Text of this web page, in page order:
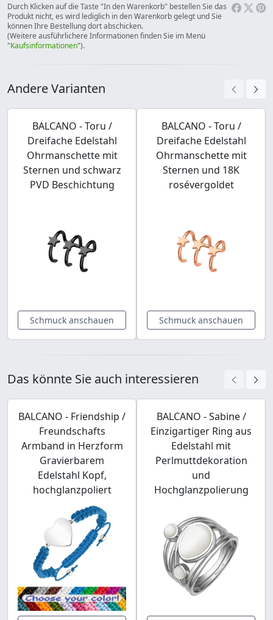
Durch Klicken auf die Taste "In den Warenkorb" bestellen Sie das
Produkt nicht, es wird lediglich in den Warenkorb gelegt und Sie
können Ihre Bestellung dort abschicken.
(Weitere ausführlichere Informationen finden Sie im Menü
"Kaufsinformationen").
Andere Varianten
BALCANO - Toru /
Dreifache Edelstahl
Ohrmanschette mit
Sternen und schwarz
PVD Beschichtung
Schmuck anschauen
BALCANO - Toru /
Dreifache Edelstahl
Ohrmanschette mit
Sternen und 18K
rosévergoldet
Schmuck anschauen
Das könnte Sie auch interessieren
BALCANO - Friendship /
Freundschafts
Armband in Herzform
Gravierbarem
Edelstahl Kopf,
hochglanzpoliert
BALCANO - Sabine /
Einzigartiger Ring aus
Edelstahl mit
Perlmuttdekoration
und
Hochglanzpolierung